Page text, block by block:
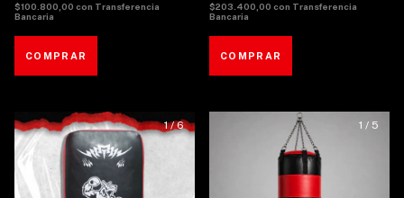
$100.800,00 con Transferencia
Bancaria
$203.400,00 con Transferencia
Bancaria
1/6 1 / 5